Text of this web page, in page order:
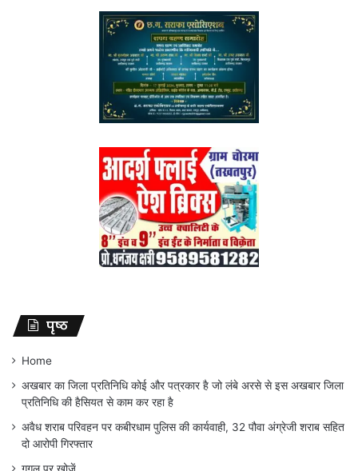
पृष्ठ
Home
अखबार का जिला प्रतिनिधि कोई और पत्रकार है जो लंबे अरसे से इस अखबार जिला
प्रतिनिधि की हैसियत से काम कर रहा है
अवैध शराब परिवहन पर कबीरधाम पुलिस की कार्यवाही, 32 पौवा अंग्रेजी शराब सहित
दो आरोपी गिरफ्तार